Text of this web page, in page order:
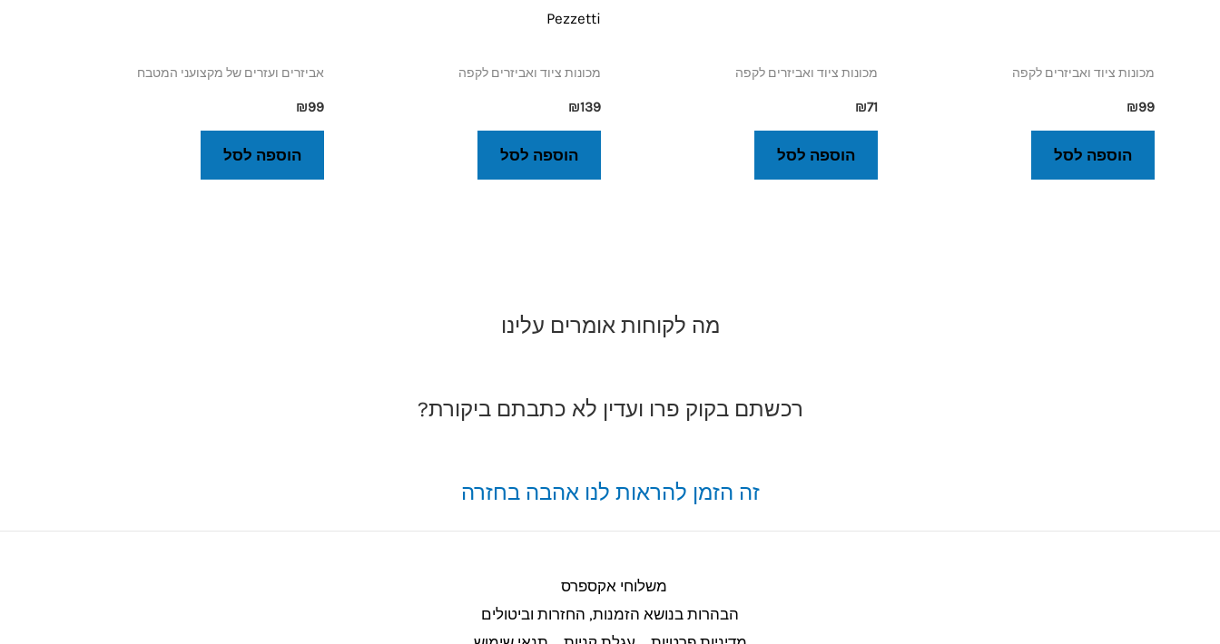
מכונות ציוד ואביזרים לקפה
₪99
הוספה לסל
מכונות ציוד ואביזרים לקפה
₪71
הוספה לסל
Pezzetti
מכונות ציוד ואביזרים לקפה
₪139
הוספה לסל
אביזרים ועזרים של מקצועני המטבח
₪99
הוספה לסל
מה לקוחות אומרים עלינו
רכשתם בקוק פרו ועדין לא כתבתם ביקורת?
זה הזמן להראות לנו אהבה בחזרה
משלוחי אקספרס
הבהרות בנושא הזמנות, החזרות וביטולים​